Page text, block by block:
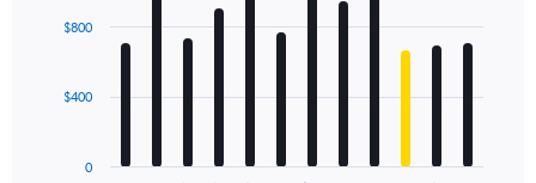
with
The
0
$400
$800